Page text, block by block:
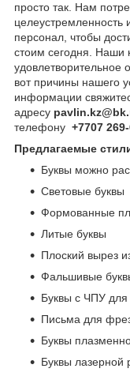
просто так. Нам
персонал, чтобы
стоим сегодня. Наши
удовлетворительное
вот причины нашего
информации
адресу
телефону +7707
Предлагаемые
Буквы можно
Световые буквы
Формованные
Литые буквы
Плоский вырез
Фальшивые
Буквы с ЧПУ для
Письма для
Буквы
Буквы лазерной